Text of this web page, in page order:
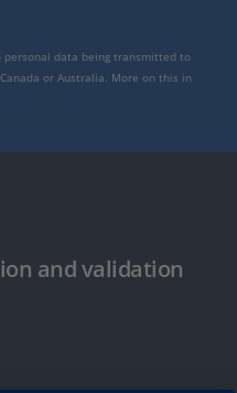
personal data being transmitted to
or Australia. More on this in
and validation